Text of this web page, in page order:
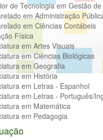
de Tecnologia em Gestão
em Administração
em Ciências Contábeis
Física
em Artes Visuais
em Ciências Biológicas
em Geografia
em História
em Letras - Espanhol
em Letras - Português/
em Matemática
em Pedagogia